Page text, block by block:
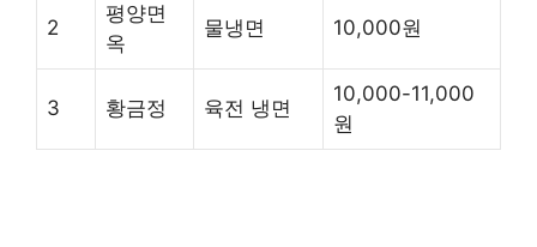
2
평양면
옥
물냉면 10,000원
3 황금정 육전 냉면
10,000-11,000
원